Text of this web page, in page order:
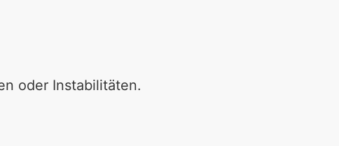
oder Instabilitäten.